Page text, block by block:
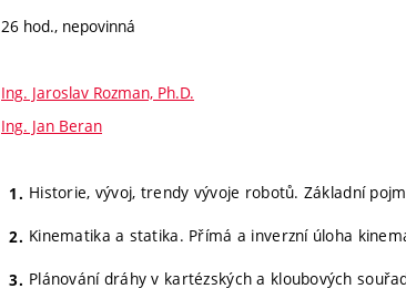
26 hod., nepovinná
Ing. Jaroslav Rozman, Ph.D.
Ing. Jan Beran
Historie, vývoj, trendy vývoje robotů. Základní
Kinematika a statika. Přímá a inverzní úloha
Plánování dráhy v kartézských a kloubových